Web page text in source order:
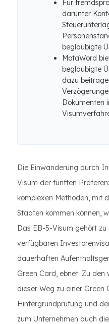
Für
darunter
beglaubigte
MotaWord
beglaubigte
dazu
Dokumenten
Die Einwanderung durch
Visum der fünften
komplexen Methoden, mit
Staaten kommen können,
Das EB-5-Visum gehört zu
verfügbaren
dauerhaften
Green Card, ebnet. Zu den
dieser Weg zu einer
Hintergrundprüfung und
zum Unternehmen auch